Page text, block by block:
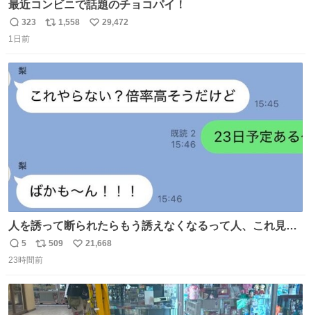
最近コンビニで話題のチョコパイ！
返
信
323
リ
数
1,558
い
29,472
1日前
人を誘って断られたらもう誘えなくなるって人、これ見て
元気出してほしい
返
信
5
リ
ポ
ト
数
509
い
数
21,668
23時間前